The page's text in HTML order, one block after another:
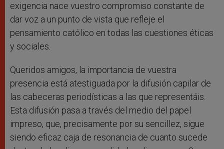
exigencia nace vuestro compromiso constante de
dar voz a un punto de vista que refleje el
pensamiento católico en todas las cuestiones éticas
y sociales.
Queridos amigos, la importancia de vuestra
presencia está atestiguada por la difusión capilar de
las cabeceras periodísticas a las que representáis.
Esta difusión pasa a través del medio del papel
impreso, que, precisamente por su sencillez, sigue
siendo eficaz caja de resonancia de cuanto sucede